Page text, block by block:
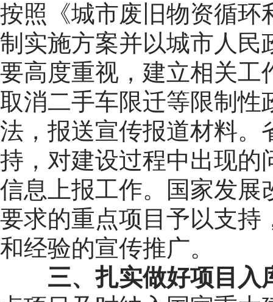
按照《城市废旧物资循环
制实施方案并以城市人民
要高度重视，建立相关工
取消二手车限迁等限制性
法，报送宣传报道材料。
持，对建设过程中出现的
信息上报工作。国家发展
要求的重点项目予以支持
和经验的宣传推广。
三、扎实做好项目入